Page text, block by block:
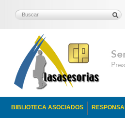
BIBLIOTECA ASOCIADOS